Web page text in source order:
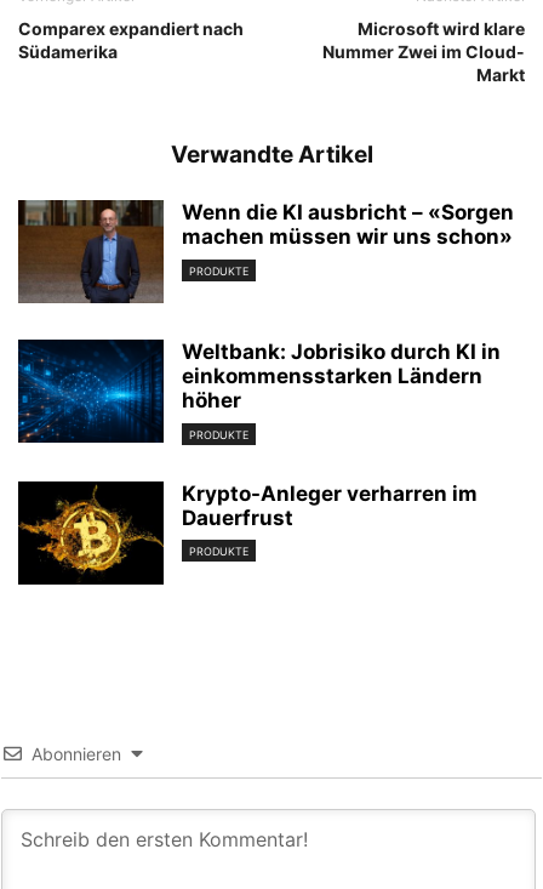
Comparex expandiert nach
Südamerika
Microsoft wird klare
Nummer Zwei im Cloud-
Markt
Verwandte Artikel
Wenn die KI ausbricht – «Sorgen
machen müssen wir uns schon»
PRODUKTE
Weltbank: Jobrisiko durch KI in
einkommensstarken Ländern
höher
PRODUKTE
Krypto-Anleger verharren im
Dauerfrust
PRODUKTE
Abonnieren